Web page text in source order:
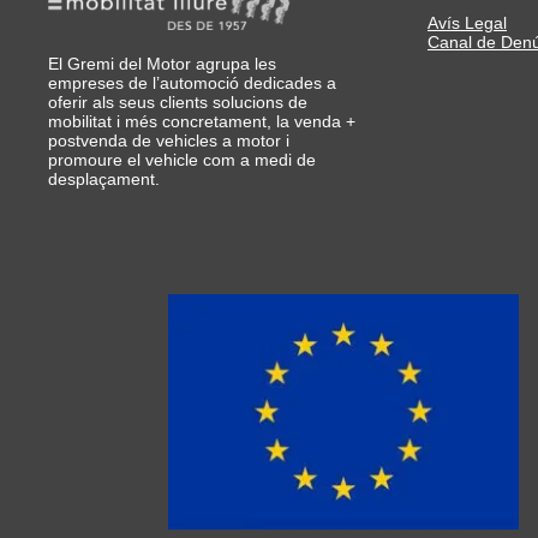
El Gremi del Motor agrupa les
empreses de l’automoció dedicades a
oferir als seus clients solucions de
mobilitat i més concretament, la venda +
postvenda de vehicles a motor i
promoure el vehicle com a medi de
desplaçament.
Avís Legal
Canal de